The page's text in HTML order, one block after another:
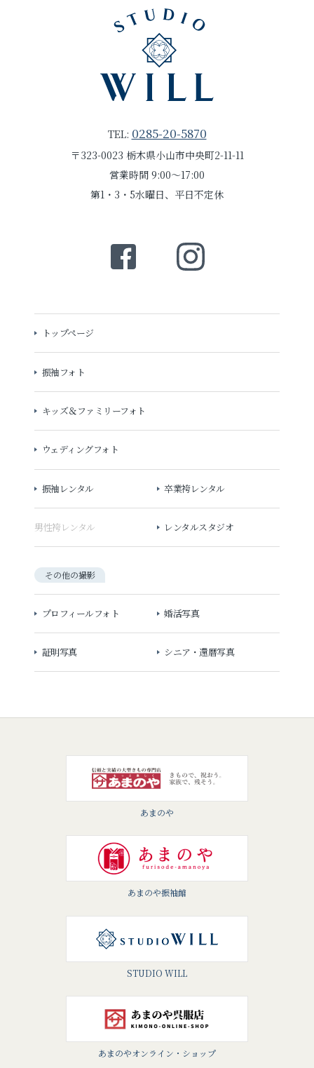
TEL: 0285-20-5870
〒323-0023 栃木県小山市中央町2-11-11
営業時間 9:00～17:00
第1・3・5水曜日、平日不定休
トップページ
振袖フォト
キッズ＆ファミリーフォト
ウェディングフォト
振袖レンタル 卒業袴レンタル
男性袴レンタル レンタルスタジオ
その他の撮影
プロフィールフォト 婚活写真
証明写真 シニア・還暦写真
あまのや
あまのや振袖館
STUDIO WILL
あまのやオンライン・ショップ